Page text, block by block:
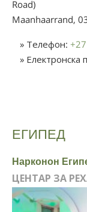
Road)
Maanhaarrand,
» Телефон:
» Електронска
ЕГИПЕД
Нарконон
ЦЕНТАР ЗА